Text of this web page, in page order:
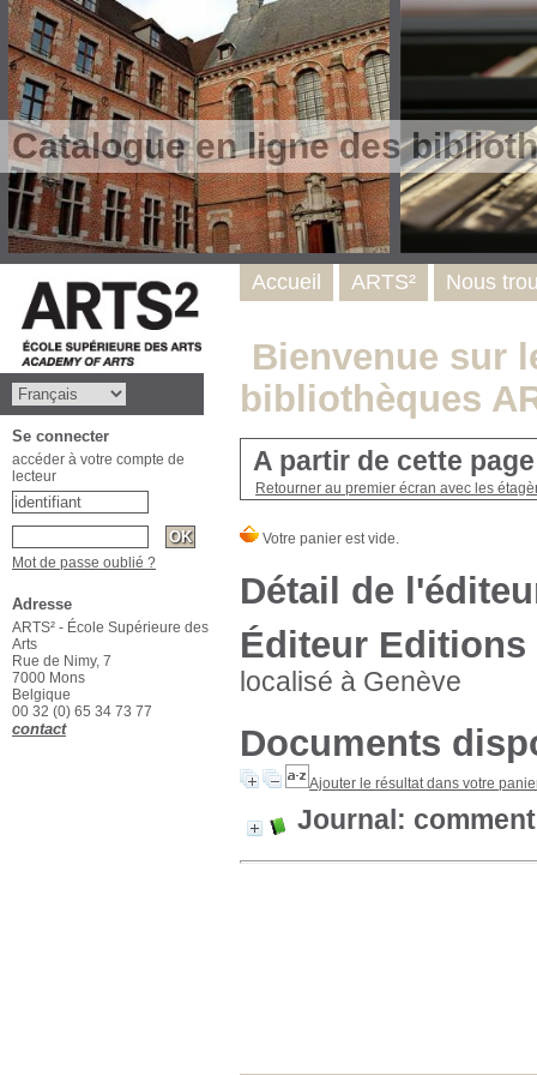
Catalogue en ligne des
Bienvenue sur
bibliothèques
A partir de cette
Retourner au premier écran avec les
Détail de
Éditeur
localisé à Genève
Documents
Ajouter le résultat dans votre
Journal:
Accueil ARTS² Nous
Se connecter
accéder à votre compte de
lecteur
Mot de passe oublié ?
Adresse
ARTS² - École Supérieure des
Arts
Rue de Nimy, 7
7000 Mons
Belgique
00 32 (0) 65 34 73 77
contact